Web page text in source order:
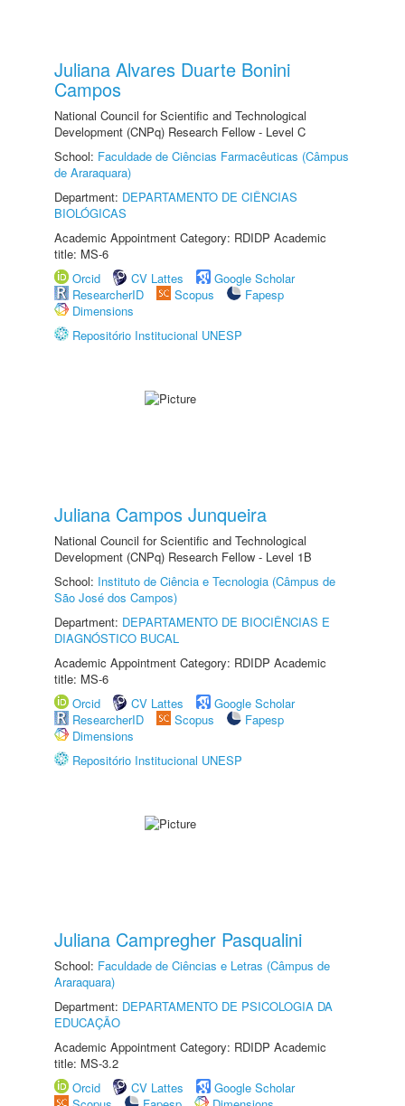
Juliana Alvares Duarte Bonini
Campos
National Council for Scientific and Technological
Development (CNPq) Research Fellow - Level C
School: Faculdade de Ciências Farmacêuticas (Câmpus
de Araraquara)
Department: DEPARTAMENTO DE CIÊNCIAS
BIOLÓGICAS
Academic Appointment Category: RDIDP Academic
title: MS-6
Orcid
CV Lattes
Google Scholar
ResearcherID
Scopus
Fapesp
Dimensions
Repositório Institucional UNESP
Juliana Campos Junqueira
National Council for Scientific and Technological
Development (CNPq) Research Fellow - Level 1B
School: Instituto de Ciência e Tecnologia (Câmpus de
São José dos Campos)
Department: DEPARTAMENTO DE BIOCIÊNCIAS E
DIAGNÓSTICO BUCAL
Academic Appointment Category: RDIDP Academic
title: MS-6
Orcid
CV Lattes
Google Scholar
ResearcherID
Scopus
Fapesp
Dimensions
Repositório Institucional UNESP
Juliana Campregher Pasqualini
School: Faculdade de Ciências e Letras (Câmpus de
Araraquara)
Department: DEPARTAMENTO DE PSICOLOGIA DA
EDUCAÇÃO
Academic Appointment Category: RDIDP Academic
title: MS-3.2
Orcid
CV Lattes
Google Scholar